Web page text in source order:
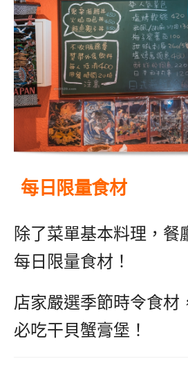
每日限量食材
除了菜單基本料理，餐
每日限量食材！
店家嚴選季節時令食材
必吃干貝蟹膏堡！